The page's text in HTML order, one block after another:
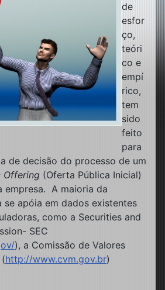
de
esfor
ço,
teóri
co e
empí
rico,
tem
sido
feito
para
de decisão do processo de um
Offering (Oferta Pública Inicial)
empresa. A maioria da
se apóia em dados existentes
como a Securities and
SEC
), a Comissão de Valores
http://www.cvm.gov.br)